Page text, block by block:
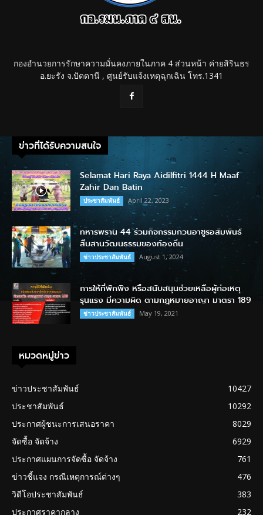
กองอำนวยการรักษาความมั่นคงภายในภาค 4 ส่วนหน้า ค่ายสิรินธร
อ.ยะรัง จ.ปัตตานี , ศูนย์รับแจ้งเหตุฉุกเฉิน โทร.1341
ข่าวที่ได้รับความสนใจ
Selamat Hari Raya Aidilfitri 1444 H Maaf
Zahir Dan Batin
ประชาสัมพันธ์ April 22, 2023
ทหารพราน 44 ร่วมกิจกรรมกวนอาซูรอสัมพันธ์
สืบสานวัฒนธรรมของท้องถิ่น
ข่าวประชาสัมพันธ์ August 1, 2024
การให้ที่พักพิง หรือสนับสนุนช่วยเหลือผู้ก่อเหตุ
รุนแรง มีความผิด ตามกฎหมายอาญา มาตรา 189
ข่าวประชาสัมพันธ์ May 19, 2021
หมวดหมู่ข่าว
ข่าวประชาสัมพันธ์
10427
ประชาสัมพันธ์
10292
ประกาศผู้ชนะการเสนอราคา
8029
จัดซื้อ จัดจ้าง
6929
ประกาศแผนการจัดซื้อ จัดจ้าง
761
ข่าวชี้แจง กรณีเหตุการณ์ต่างๆ
476
วิดีโอประชาสัมพันธ์
383
ประกาศราคากลาง
232